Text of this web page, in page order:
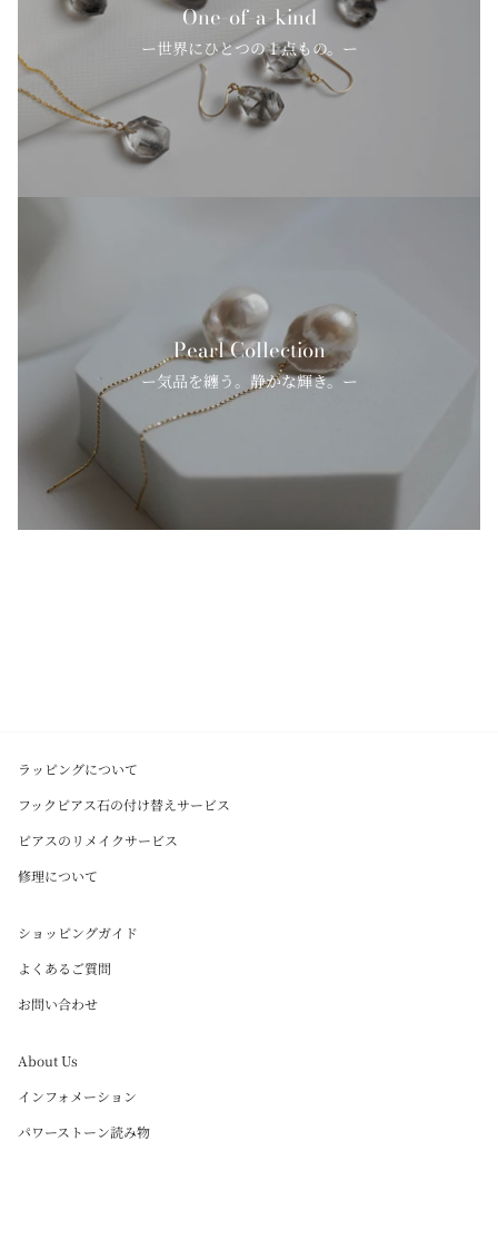
One-of-a-kind
ー世界にひとつの１点もの。ー
Pearl Collection
ー気品を纏う。静かな輝き。ー
ラッピングについて
フックピアス石の付け替えサービス
ピアスのリメイクサービス
修理について
ショッピングガイド
よくあるご質問
お問い合わせ
About Us
インフォメーション
パワーストーン読み物